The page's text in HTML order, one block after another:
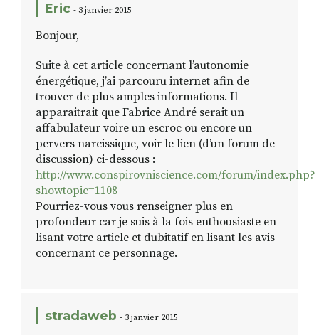
Eric - 3 janvier 2015
Bonjour,
Suite à cet article concernant l’autonomie
énergétique, j’ai parcouru internet afin de
trouver de plus amples informations. Il
apparaitrait que Fabrice André serait un
affabulateur voire un escroc ou encore un
pervers narcissique, voir le lien (d’un forum de
discussion) ci-dessous :
http://www.conspirovniscience.com/forum/index.php?
showtopic=1108
Pourriez-vous vous renseigner plus en
profondeur car je suis à la fois enthousiaste en
lisant votre article et dubitatif en lisant les avis
concernant ce personnage.
stradaweb - 3 janvier 2015